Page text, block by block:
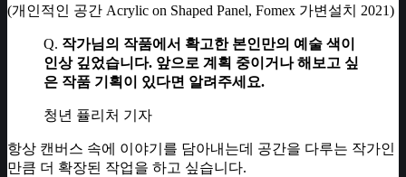
(개인적인 공간 Acrylic on Shaped Panel, Fomex 가변설치 2021)
Q. 작가님의 작품에서 확고한 본인만의 예술 색이
인상 깊었습니다. 앞으로 계획 중이거나 해보고 싶
은 작품 기획이 있다면 알려주세요.
청년 퓰리처 기자
항상 캔버스 속에 이야기를 담아내는데 공간을 다루는 작가인
만큼 더 확장된 작업을 하고 싶습니다.